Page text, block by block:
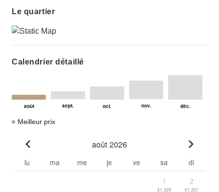
Le quartier
Calendrier détaillé
Meilleur prix
août 2026
lu ma me je ve sa
di
1
€1,329
2
€1,331